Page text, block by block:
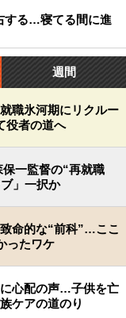
する…寝てる間に進
週間
職氷河期にリクルー
役者の道へ
一監督の“再就職
」一択か
命的な“前科”…ここ
ったワケ
心配の声…子供を亡
ケアの道のり